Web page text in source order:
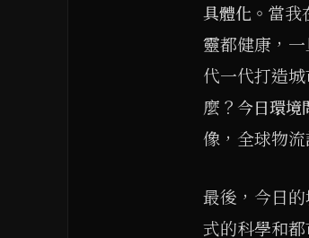
具體化。 當我
靈都健康，
代一代打造
麼？ 今日環境
像，全球物
最後，今日
式的科學和